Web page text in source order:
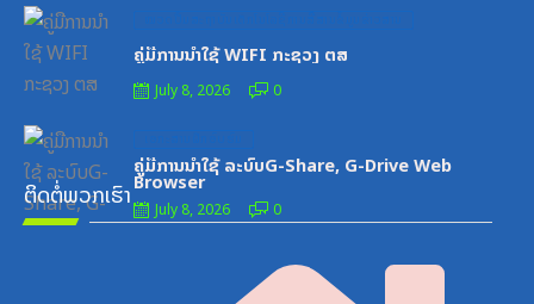
ຄູ່ມືການນຳໃຊ້ WIFI ກະຊວງ ຕສ
July 8, 2026 0
ຄູ່ມືການນຳໃຊ້ ລະບົບG-Share, G-Drive Web
Browser
on
July 8, 2026 0
ຕິດຕໍ່ພວກເຮົາ